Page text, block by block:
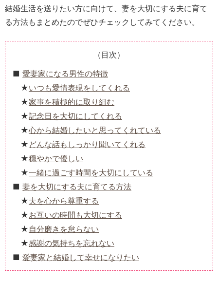
結婚生活を送りたい方に向けて、妻を大切にする夫に育て
る方法もまとめたのでぜひチェックしてみてください。
（目次）
愛妻家になる男性の特徴
いつも愛情表現をしてくれる
家事を積極的に取り組む
記念日を大切にしてくれる
心から結婚したいと思ってくれている
どんな話もしっかり聞いてくれる
穏やかで優しい
一緒に過ごす時間を大切にしている
妻を大切にする夫に育てる方法
夫を心から尊重する
お互いの時間も大切にする
自分磨きを怠らない
感謝の気持ちを忘れない
愛妻家と結婚して幸せになりたい